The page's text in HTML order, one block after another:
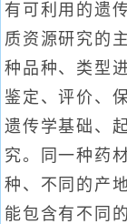
有可利用的遗
质资源研究的
种品种、类型
鉴定、评价、
遗传学基础、
究。同一种药
种、不同的产
能包含有不同